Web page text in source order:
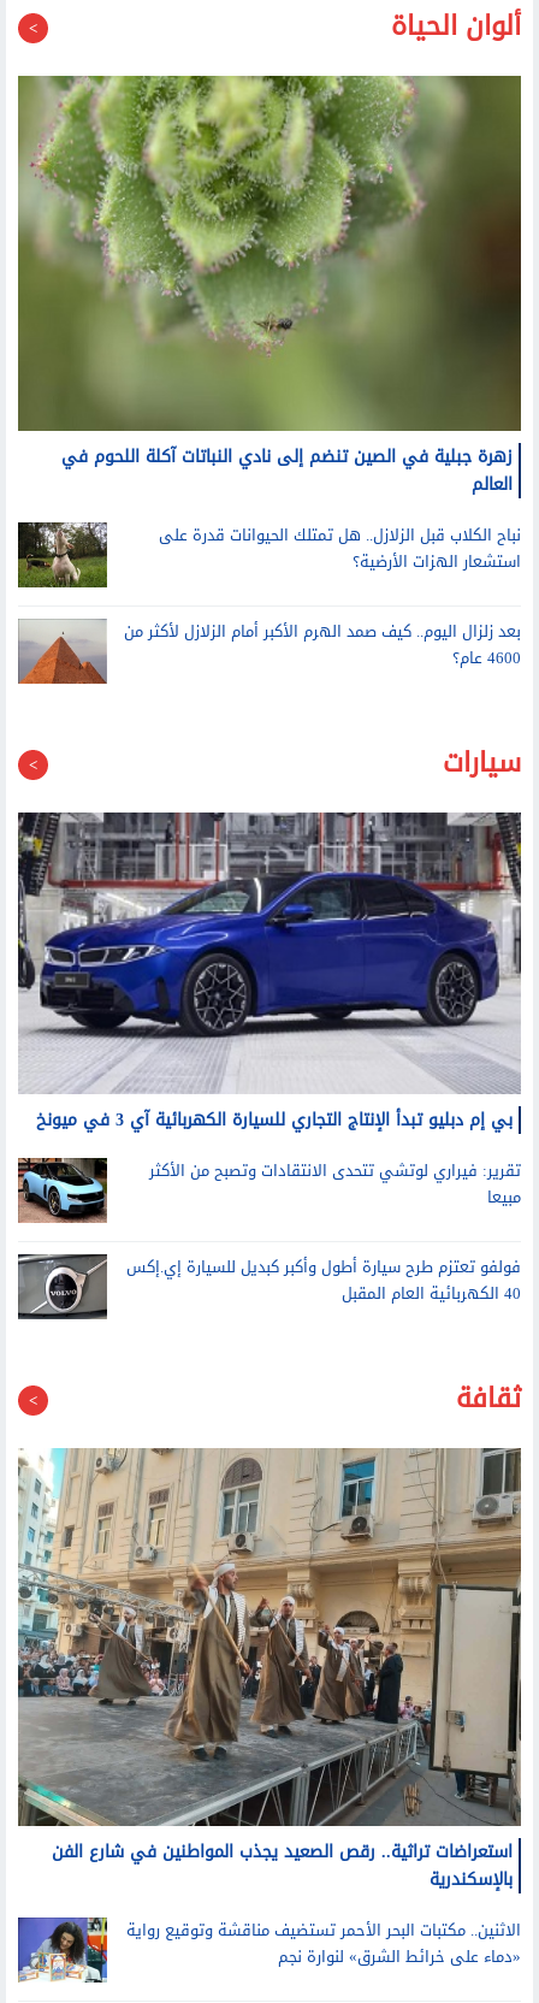
ألوان الحياة
زهرة جبلية في الصين تنضم إلى نادي النباتات آكلة اللحوم في
العالم
نباح الكلاب قبل الزلازل.. هل تمتلك الحيوانات قدرة على
استشعار الهزات الأرضية؟
بعد زلزال اليوم.. كيف صمد الهرم الأكبر أمام الزلازل لأكثر من
4600 عام؟
سيارات
بي إم دبليو تبدأ الإنتاج التجاري للسيارة الكهربائية آي 3 في ميونخ
تقرير: فيراري لوتشي تتحدى الانتقادات وتصبح من الأكثر
مبيعا
فولفو تعتزم طرح سيارة أطول وأكبر كبديل للسيارة إي.إكس
40 الكهربائية العام المقبل
ثقافة
استعراضات تراثية.. رقص الصعيد يجذب المواطنين في شارع الفن
بالإسكندرية
الاثنين.. مكتبات البحر الأحمر تستضيف مناقشة وتوقيع رواية
«دماء على خرائط الشرق» لنوارة نجم